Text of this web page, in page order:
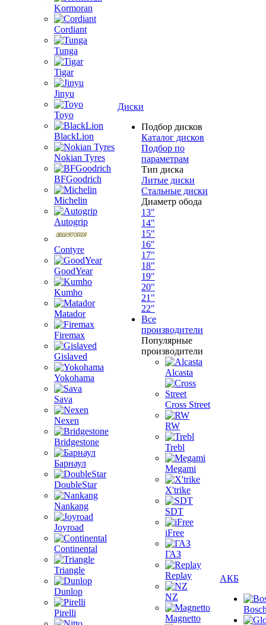
Kormoran
Cordiant
Tunga
Tigar
Jinyu
Toyo
BlackLion
Nokian Tyres
BFGoodrich
Michelin
Autogrip
Contyre
GoodYear
Kumho
Matador
Firemax
Gislaved
Yokohama
Sava
Nexen
Bridgestone
Барнаул
DoubleStar
Nankang
Joyroad
Continental
Triangle
Dunlop
Pirelli
Диски
Подбор дисков
Каталог дисков
Подбор по
параметрам
Тип диска
Литые диски
Стальные диски
Диаметр обода
13"
14"
15"
16"
17"
18"
19"
20"
21"
22"
Все
производители
Популярные
производители
Alcasta
Cross Street
RW
Trebl
Megami
X'trike
SDT
iFree
ГАЗ
Replay
NZ
Magnetto
АКБ